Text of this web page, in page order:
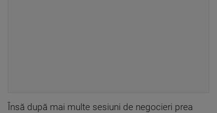
Însă după mai multe sesiuni de negocieri prea